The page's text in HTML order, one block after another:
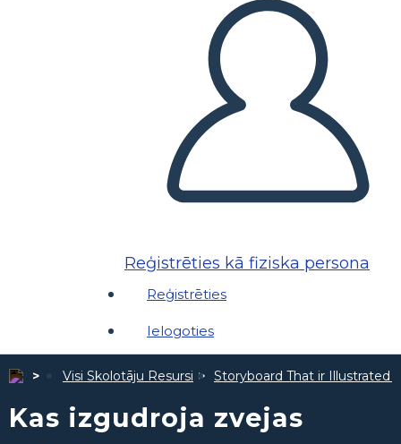
Reģistrēties kā fiziska persona
Reģistrēties
Ielogoties
Visi Skolotāju Resursi Storyboard That ir Illustrated
Kas izgudroja zvejas